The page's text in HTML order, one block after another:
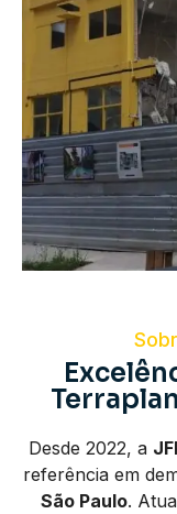
Desde 2022, a
referência em
São Paulo.